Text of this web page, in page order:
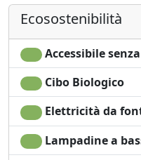
Fattoria.Asciugacapelli
Asciugamani
Ecosostenibilità
Accessibile
Cibo Biologico
Elettricità da
Lampadine a